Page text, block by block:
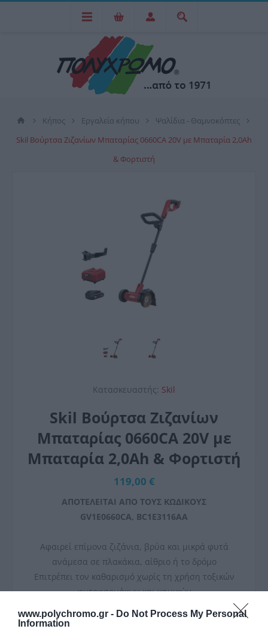
www.polychromo.gr - Do Not Process My Personal
Information
Κήπος Εργαλεία κήπου
Ψαλίδια - Θαμνοκόπτες
Skil Βούρτσα Ζιζανίων Μπαταρίας 0660CA 20V με Μπαταρία 2,0Ah
& Φορτιστή
Κατασκευαστής: Skil
Skil Βούρτσα Ζιζανίων
Μπαταρίας 0660CA 20V με
Μπαταρία 2,0Ah & Φορτιστή
119,00 €
ΑΠΟΤΕΛΕΙΤΑΙ ΑΠΟ ΤΟΥΣ ΚΩΔΙΚΟΥΣ
GV1E0660CA, BC1E3116AA
Αφαιρεί επίμονα ζιζάνια, βρύα και μικρά φυτά
ανάμεσα σε πλακάκια, αίθριο ή το δρόμο
Επιτρέπει τον καθαρισμό χωρίς τη χρήση τοξικών
φυτοφαρμάκων και χημικών
Η υψηλή ταχύτητα προσφέρει υψηλό ποσοστό